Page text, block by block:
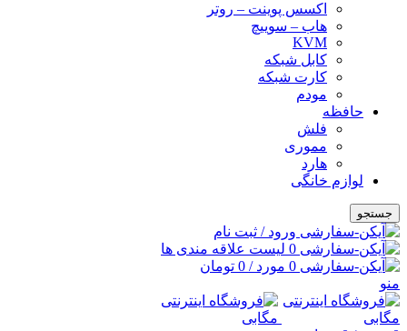
اکسس پوینت – روتر
هاب – سوییچ
KVM
کابل شبکه
کارت شبکه
مودم
حافظه
فلش
مموری
هارد
لوازم خانگی
جستجو
ورود / ثبت نام
0 لیست علاقه مندی ها
0 مورد/
0 تومان
منو